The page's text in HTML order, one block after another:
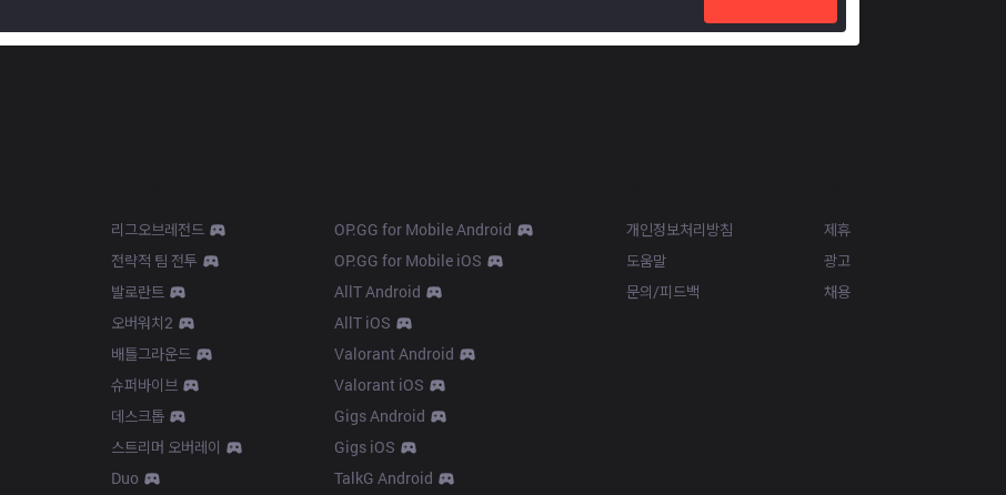
리그오브레전드
전략적 팀 전투
발로란트
오버워치2
배틀그라운드
슈퍼바이브
데스크톱
스트리머 오버레이
Duo
OP.GG for Mobile Android
OP.GG for Mobile iOS
AllT Android
AllT iOS
Valorant Android
Valorant iOS
Gigs Android
Gigs iOS
TalkG Android
개인정보처리방침
도움말
문의/피드백
제휴
광고
채용